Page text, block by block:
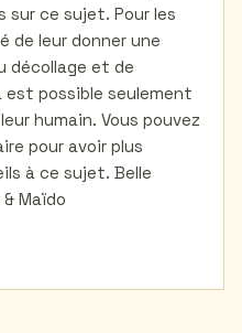
sur ce sujet. Pour les
de leur donner une
décollage et de
est possible seulement
humain. Vous pouvez
pour avoir plus
à ce sujet. Belle
Maïdo